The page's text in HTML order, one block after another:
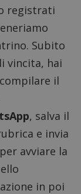
registrati
Subito
vincita, hai
il
, salva il
e invia
avviare la
in poi